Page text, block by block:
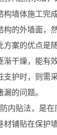
构墙体施工完
构的外墙面，
方案的优点是
渐干燥，能有
支护时，则需
漏的问题。
内贴法，是
材铺贴在保护